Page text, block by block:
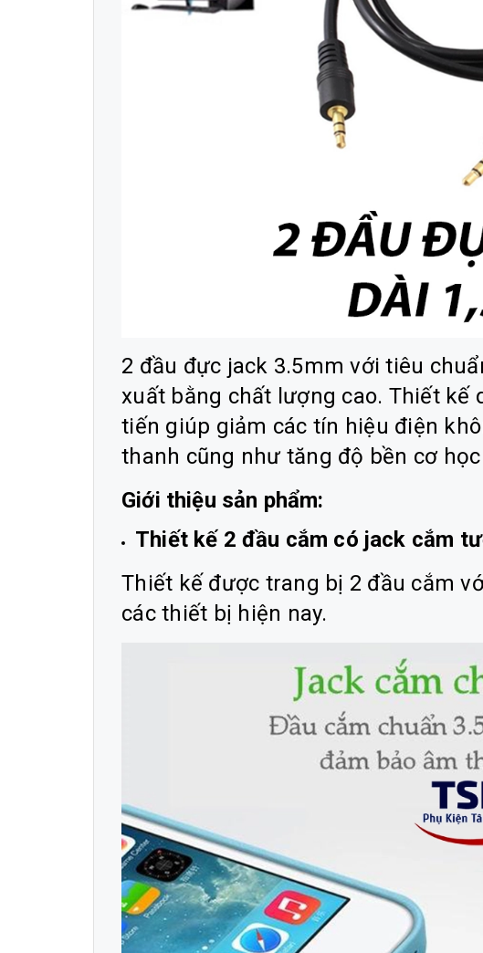
2 đầu đực jack 3.5mm với tiêu
xuất bằng chất lượng cao. Thiết kế
tiến giúp giảm các tín hiệu điện
thanh cũng như tăng độ bền cơ
Giới thiệu sản phẩm:
Thiết kế 2 đầu cắm có jack cắm
Thiết kế được trang bị 2 đầu cắm
các thiết bị hiện nay.